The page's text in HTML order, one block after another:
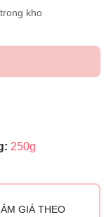
kho
250g
GIÁ THEO